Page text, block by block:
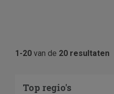
1-20 van de 20 resultaten
Top regio's